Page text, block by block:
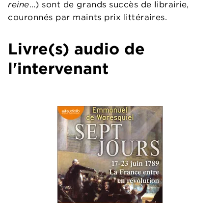
reine…) sont de grands succès de librairie,
couronnés par maints prix littéraires.
Livre(s) audio de
l'intervenant